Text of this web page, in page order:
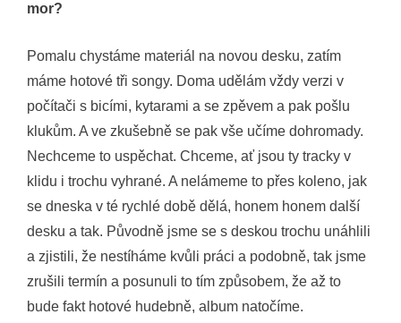
mor?
Pomalu chystáme materiál na novou desku, zatím
máme hotové tři songy. Doma udělám vždy verzi v
počítači s bicími, kytarami a se zpěvem a pak pošlu
klukům. A ve zkušebně se pak vše učíme dohromady.
Nechceme to uspěchat. Chceme, ať jsou ty tracky v
klidu i trochu vyhrané. A nelámeme to přes koleno, jak
se dneska v té rychlé době dělá, honem honem další
desku a tak. Původně jsme se s deskou trochu unáhlili
a zjistili, že nestíháme kvůli práci a podobně, tak jsme
zrušili termín a posunuli to tím způsobem, že až to
bude fakt hotové hudebně, album natočíme.